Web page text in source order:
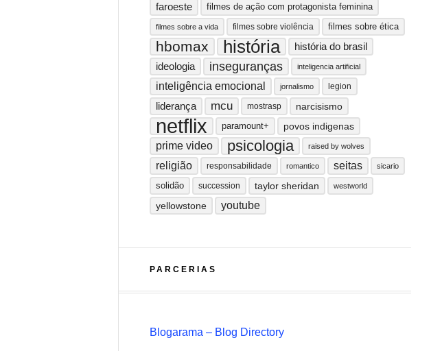
faroeste filmes de ação com protagonista feminina
filmes sobre a vida filmes sobre violência filmes sobre ética
hbomax história história do brasil
ideologia inseguranças inteligencia artificial
inteligência emocional jornalismo legion
liderança mcu mostrasp narcisismo
netflix paramount+ povos indigenas
prime video psicologia raised by wolves
religião responsabilidade romantico seitas sicario
solidão succession taylor sheridan westworld
yellowstone youtube
PARCERIAS
Blogarama – Blog Directory